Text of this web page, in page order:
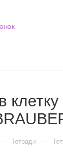
Тетради —